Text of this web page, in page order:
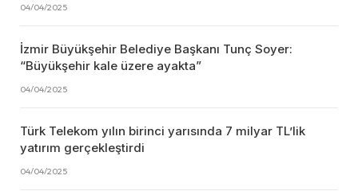
04/04/2025
İzmir Büyükşehir Belediye Başkanı Tunç Soyer:
“Büyükşehir kale üzere ayakta”
04/04/2025
Türk Telekom yılın birinci yarısında 7 milyar TL’lik
yatırım gerçekleştirdi
04/04/2025